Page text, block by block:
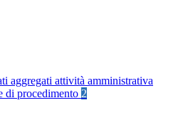
aggregati attività amministrativa
di procedimento 2